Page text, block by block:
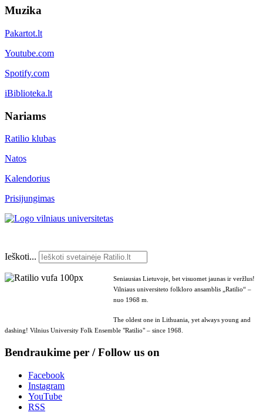
Muzika
Pakartot.lt
Youtube.com
Spotify.com
iBiblioteka.lt
Nariams
Ratilio klubas
Natos
Kalendorius
Prisijungimas
Ieškoti...
Seniausias Lietuvoje, bet visuomet jaunas ir veržlus!
Vilniaus universiteto folkloro ansamblis „Ratilio“ –
nuo 1968 m.
The oldest one in Lithuania, yet always young and
dashing! Vilnius University Folk Ensemble "Ratilio" – since 1968.
Bendraukime per / Follow us on
Facebook
Instagram
YouTube
RSS